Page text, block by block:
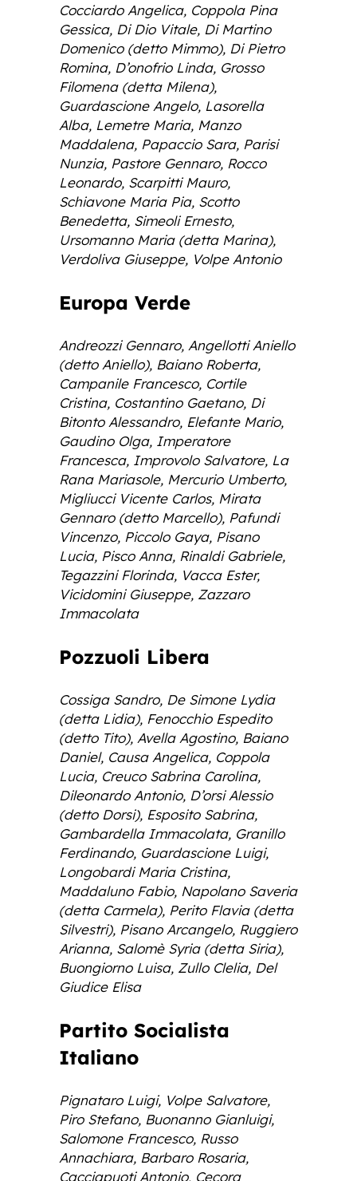
Cocciardo Angelica, Coppola Pina
Gessica, Di Dio Vitale, Di Martino
Domenico (detto Mimmo), Di Pietro
Romina, D’onofrio Linda, Grosso
Filomena (detta Milena),
Guardascione Angelo, Lasorella
Alba, Lemetre Maria, Manzo
Maddalena, Papaccio Sara, Parisi
Nunzia, Pastore Gennaro, Rocco
Leonardo, Scarpitti Mauro,
Schiavone Maria Pia, Scotto
Benedetta, Simeoli Ernesto,
Ursomanno Maria (detta Marina),
Verdoliva Giuseppe, Volpe Antonio
Europa Verde
Andreozzi Gennaro, Angellotti Aniello
(detto Aniello), Baiano Roberta,
Campanile Francesco, Cortile
Cristina, Costantino Gaetano, Di
Bitonto Alessandro, Elefante Mario,
Gaudino Olga, Imperatore
Francesca, Improvolo Salvatore, La
Rana Mariasole, Mercurio Umberto,
Migliucci Vicente Carlos, Mirata
Gennaro (detto Marcello), Pafundi
Vincenzo, Piccolo Gaya, Pisano
Lucia, Pisco Anna, Rinaldi Gabriele,
Tegazzini Florinda, Vacca Ester,
Vicidomini Giuseppe, Zazzaro
Immacolata
Pozzuoli Libera
Cossiga Sandro, De Simone Lydia
(detta Lidia), Fenocchio Espedito
(detto Tito), Avella Agostino, Baiano
Daniel, Causa Angelica, Coppola
Lucia, Creuco Sabrina Carolina,
Dileonardo Antonio, D’orsi Alessio
(detto Dorsi), Esposito Sabrina,
Gambardella Immacolata, Granillo
Ferdinando, Guardascione Luigi,
Longobardi Maria Cristina,
Maddaluno Fabio, Napolano Saveria
(detta Carmela), Perito Flavia (detta
Silvestri), Pisano Arcangelo, Ruggiero
Arianna, Salomè Syria (detta Siria),
Buongiorno Luisa, Zullo Clelia, Del
Giudice Elisa
Partito Socialista
Italiano
Pignataro Luigi, Volpe Salvatore,
Piro Stefano, Buonanno Gianluigi,
Salomone Francesco, Russo
Annachiara, Barbaro Rosaria,
Cacciapuoti Antonio, Cecora